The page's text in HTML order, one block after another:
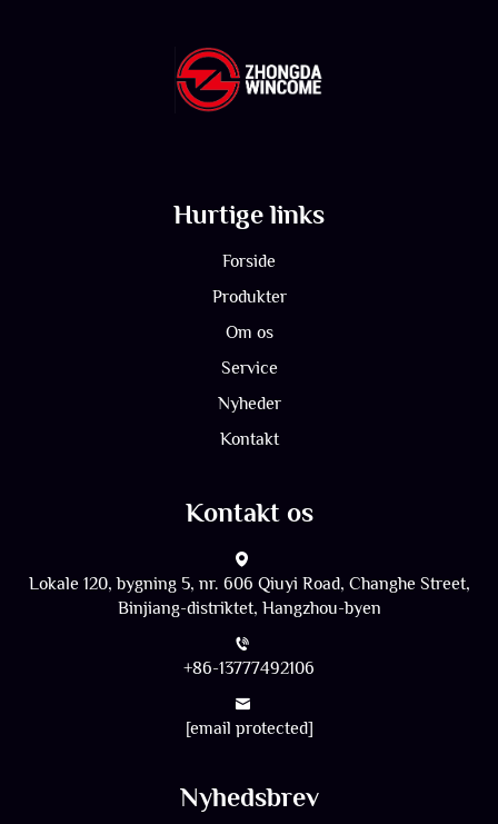
Hurtige links
Forside
Produkter
Om os
Service
Nyheder
Kontakt
Kontakt os
Lokale 120, bygning 5, nr. 606 Qiuyi Road, Changhe Street,
Binjiang-distriktet, Hangzhou-byen
+86-13777492106
[email protected]
Nyhedsbrev